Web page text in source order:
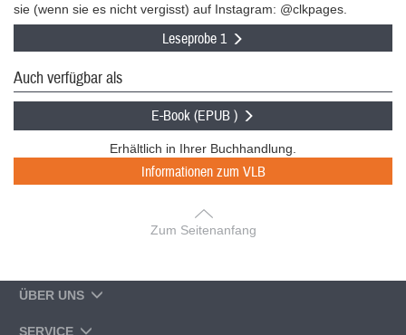
sie (wenn sie es nicht vergisst) auf Instagram: @clkpages.
Leseprobe 1
Auch verfügbar als
E-Book (EPUB )
Erhältlich in Ihrer Buchhandlung.
Informationen zum VLB
Zum Seitenanfang
ÜBER UNS
SERVICE